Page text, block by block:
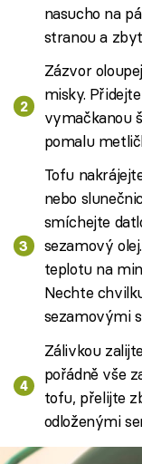
nasucho na
stranou a
Zázvor
misky.
vymačkanou
pomalu
Tofu
nebo
smíchejte
sezamový
teplotu na
Nechte
sezamovými
Zálivkou
pořádně vše
tofu, přelijte
odloženými